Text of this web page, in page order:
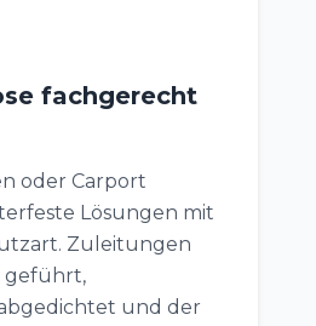
fachgerecht
oder Carport
Lösungen mit
Zuleitungen
geführt,
und der